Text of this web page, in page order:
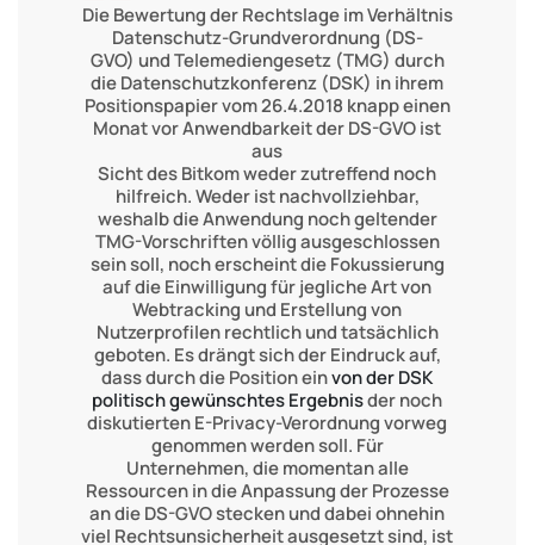
Die Bewertung der Rechtslage im Verhältnis
Datenschutz-Grundverordnung (DS-
GVO) und Telemediengesetz (TMG) durch
die Datenschutzkonferenz (DSK) in ihrem
Positionspapier vom 26.4.2018 knapp einen
Monat vor Anwendbarkeit der DS-GVO ist
aus
Sicht des Bitkom weder zutreffend noch
hilfreich. Weder ist nachvollziehbar,
weshalb die Anwendung noch geltender
TMG-Vorschriften völlig ausgeschlossen
sein soll, noch erscheint die Fokussierung
auf die Einwilligung für jegliche Art von
Webtracking und Erstellung von
Nutzerprofilen rechtlich und tatsächlich
geboten. Es drängt sich der Eindruck auf,
dass durch die Position einvon der DSK
politisch gewünschtes Ergebnisder noch
diskutierten E-Privacy-Verordnung vorweg
genommen werden soll. Für
Unternehmen, die momentan alle
Ressourcen in die Anpassung der Prozesse
an die DS-GVO stecken und dabei ohnehin
viel Rechtsunsicherheit ausgesetzt sind, ist